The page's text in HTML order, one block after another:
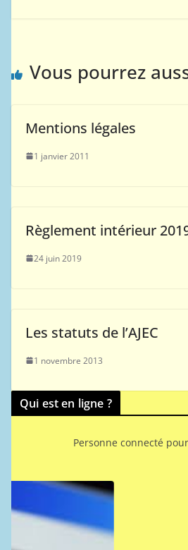
Vous pourrez
Mentions légales
1 janvier 2011
Règlement intérieur
24 juin 2019
Les statuts de l’AJEC
1 novembre 2013
Qui est en ligne ?
Personne connecté